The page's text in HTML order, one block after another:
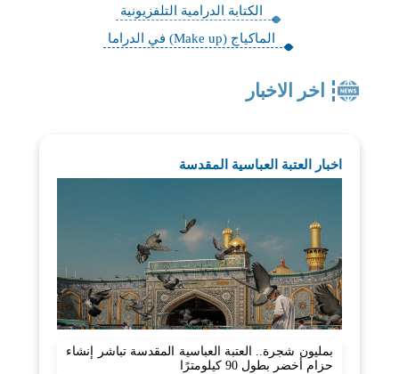
الكتابة الدرامية التلفزيونية
الماكياج (Make up) في الدراما
اخر الاخبار
اخبار العتبة العباسية المقدسة
بمليون شجرة.. العتبة العباسية المقدسة تباشر إنشاء
حزام أخضر بطول 90 كيلومترًا